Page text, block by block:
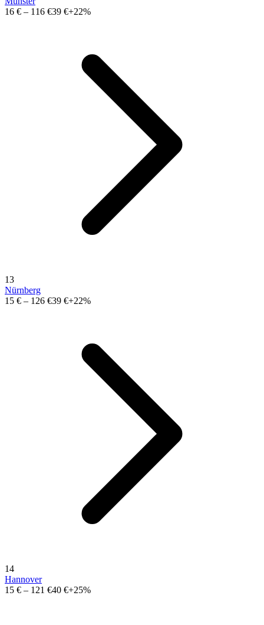
16 € – 116 €39 €+22%
13
Nürnberg
15 € – 126 €39 €+22%
14
Hannover
15 € – 121 €40 €+25%